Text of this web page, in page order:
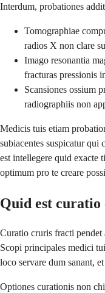
Interdum, probationes
Tomographiae
radios X non clare
Imago resonantia
fracturas pressionis
Scansiones ossium
radiographiis non
Medicis tuis etiam
subiacentes suspicatur qui
est intellegere quid exacte
optimum pro te creare
Quid est
Curatio cruris fracti pendet
Scopi principales medici
loco servare dum sanant,
Optiones curationis non